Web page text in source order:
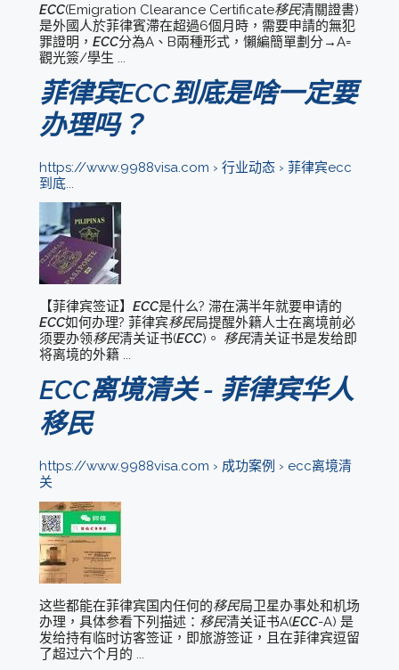
ECC(Emigration Clearance Certificate移民清關證書)
是外國人於菲律賓滯在超過6個月時，需要申請的無犯
罪證明， ECC分為A、B兩種形式，懶編簡單劃分→A=
觀光簽/學生 ...
菲律宾ECC到底是啥一定要
办理吗？
https://www.9988visa.com › 行业动态 › 菲律宾ecc
到底...
【菲律宾签证】 ECC是什么? 滞在满半年就要申请的
ECC如何办理? 菲律宾移民局提醒外籍人士在离境前必
须要办领移民清关证书(ECC)。 移民清关证书是发给即
将离境的外籍 ...
ECC离境清关 - 菲律宾华人
移民
https://www.9988visa.com › 成功案例 › ecc离境清
关
这些都能在菲律宾国内任何的移民局卫星办事处和机场
办理，具体参看下列描述： 移民清关证书A(ECC-A) 是
发给持有临时访客签证，即旅游签证，且在菲律宾逗留
了超过六个月的 ...